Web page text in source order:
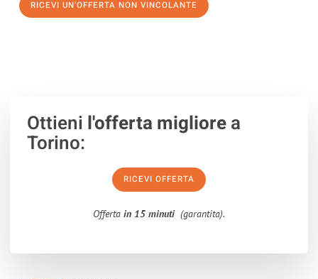
RICEVI UN'OFFERTA NON VINCOLANTE
Ottieni l'offerta migliorea
Torino:
RICEVI OFFERTA
Offerta in 15 minuti (garantita).